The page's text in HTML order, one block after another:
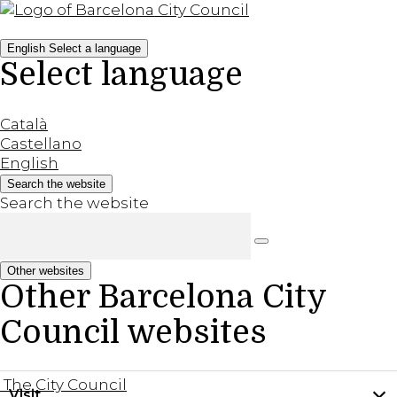
English Select a language
Select language
Català
Castellano
English
Search the website
Search the website
Other websites
Other Barcelona City
Council websites
The City Council